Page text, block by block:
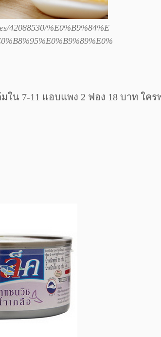
42088530/%E0%B9%84%E
น 7-11 แอบแพง 2 ฟอง 18 บาท ใคร